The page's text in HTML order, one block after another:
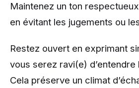
Maintenez un ton
en évitant les jugements ou
Restez ouvert en exprimant
vous serez ravi(e) d’entendre
Cela préserve un climat